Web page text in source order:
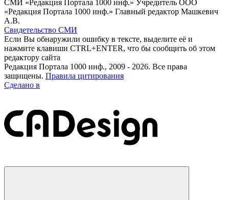
СМИ «Редакция Портала 1000 инф.» Учредитель ООО
«Редакция Портала 1000 инф.» Главный редактор Машкевич
А.В.
Свидетельство СМИ
Если Вы обнаружили ошибку в тексте, выделите её и
нажмите клавиши CTRL+ENTER, что бы сообщить об этом
редактору сайта
Редакция Портала 1000 инф., 2009 - 2026. Все права
защищены. Правила цитирования
Сделано в